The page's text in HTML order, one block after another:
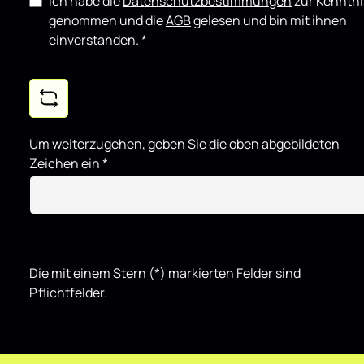
genommen und dieAGBgelesen und bin mit ihnen
einverstanden.*
Um weiterzugehen, geben Sie die oben abgebildeten
Zeichen ein*
Die mit einem Stern (*) markierten Felder sind
Pflichtfelder.